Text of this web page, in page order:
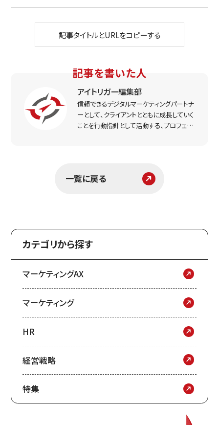
記事タイトルとURLをコピーする
記事を書いた人
アイトリガー編集部
信頼できるデジタルマーケティングパートナ
ーとして、クライアントとともに成長していく
ことを行動指針として活動する、プロフェッ
一覧に戻る
カテゴリから探す
マーケティングAX
マーケティング
HR
経営戦略
特集